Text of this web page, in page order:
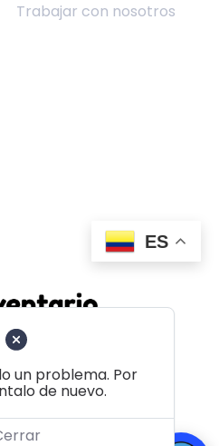
ES
Trabajar con nosotros
principio
un problema. Por
de nuevo.